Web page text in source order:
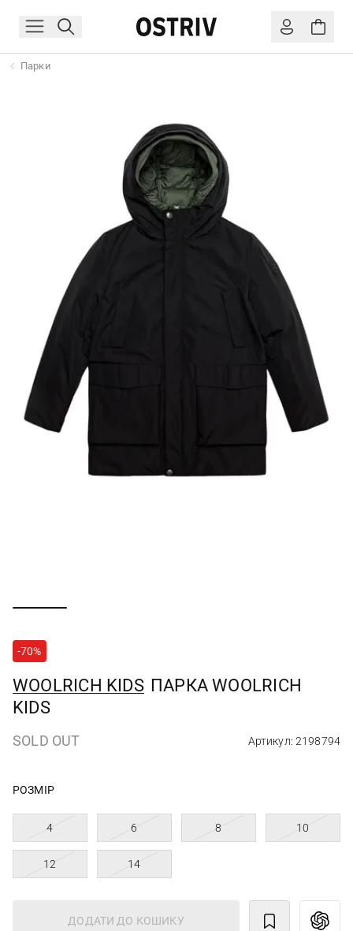
Парки
-70%
WOOLRICH KIDS ПАРКА WOOLRICH
KIDS
SOLD OUT Артикул: 2198794
РОЗМІР
4 6 8 10
12 14
ДОДАТИ ДО КОШИКУ